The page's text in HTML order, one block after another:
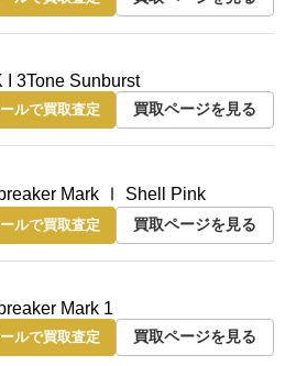
I 3Tone Sunburst
ールで買取査定 買取ページを見る
Mark Ⅰ Shell Pink
ールで買取査定 買取ページを見る
Mark 1
ールで買取査定 買取ページを見る